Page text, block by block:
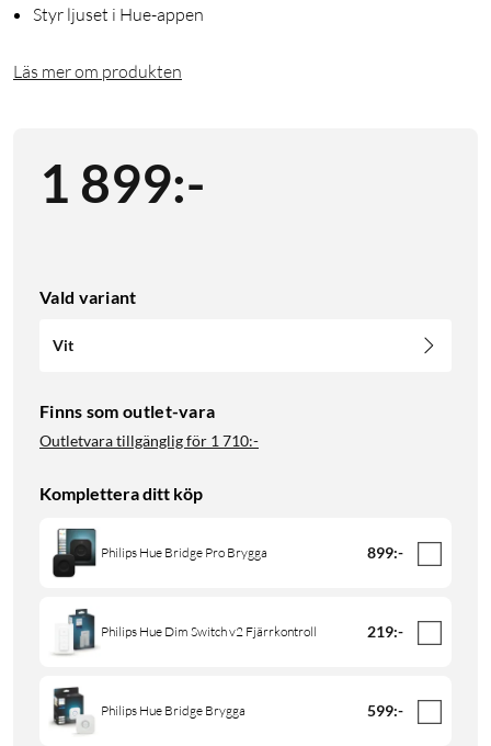
Styr ljuset i Hue-appen
Läs mer om produkten
1 899:-
Vald variant
Vit
Finns som outlet-vara
Outletvara tillgänglig för 1 710:-
Komplettera ditt köp
Philips Hue Bridge Pro Brygga 899:-
Philips Hue Dim Switch v2 Fjärrkontroll 219:-
Philips Hue Bridge Brygga 599:-